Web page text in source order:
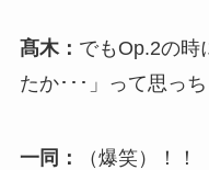
髙木： でもOp.2の時
たか･･･」って思っち
一同： （爆笑）！！